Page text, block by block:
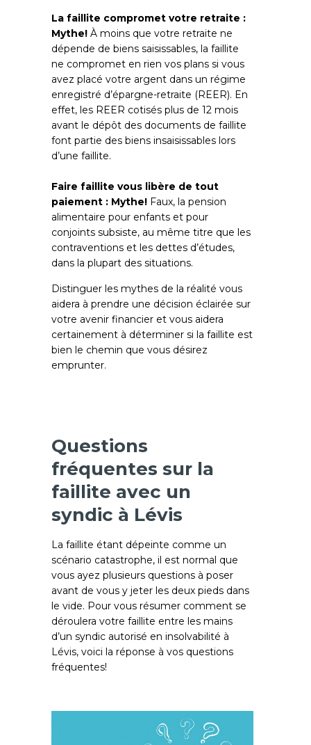
La faillite compromet votre retraite :
Mythe! À moins que votre retraite ne
dépende de biens saisissables, la faillite
ne compromet en rien vos plans si vous
avez placé votre argent dans un régime
enregistré d’épargne-retraite (REER). En
effet, les REER cotisés plus de 12 mois
avant le dépôt des documents de faillite
font partie des biens insaisissables lors
d’une faillite.
Faire faillite vous libère de tout
paiement : Mythe! Faux, la pension
alimentaire pour enfants et pour
conjoints subsiste, au même titre que les
contraventions et les dettes d’études,
dans la plupart des situations.
Distinguer les mythes de la réalité vous
aidera à prendre une décision éclairée sur
votre avenir financier et vous aidera
certainement à déterminer si la faillite est
bien le chemin que vous désirez
emprunter.
Questions
fréquentes sur la
faillite avec un
syndic à Lévis
La faillite étant dépeinte comme un
scénario catastrophe, il est normal que
vous ayez plusieurs questions à poser
avant de vous y jeter les deux pieds dans
le vide. Pour vous résumer comment se
déroulera votre faillite entre les mains
d’un syndic autorisé en insolvabilité à
Lévis, voici la réponse à vos questions
fréquentes!